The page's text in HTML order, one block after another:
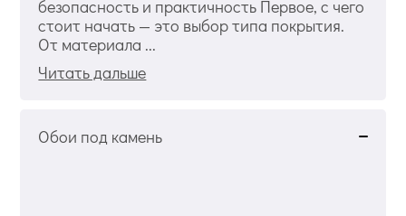
безопасность и практичность Первое, с чего
стоит начать — это выбор типа покрытия.
От материала ...
Читать дальше
Обои под камень